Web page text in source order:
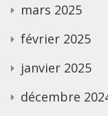
mars 2025
février 2025
janvier 2025
décembre